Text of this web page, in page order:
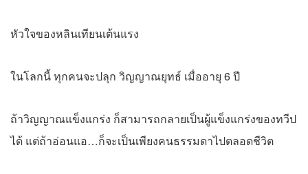
หัวใจของหลินเทียนเต้นแรง
ในโลกนี้ ทุกคนจะปลุก วิญญาณยุทธ์ เมื่ออายุ 6 ปี
ถ้าวิญญาณแข็งแกร่ง ก็สามารถกลายเป็นผู้แข็งแกร่งของทวีป
ได้ แต่ถ้าอ่อนแอ…ก็จะเป็นเพียงคนธรรมดาไปตลอดชีวิต